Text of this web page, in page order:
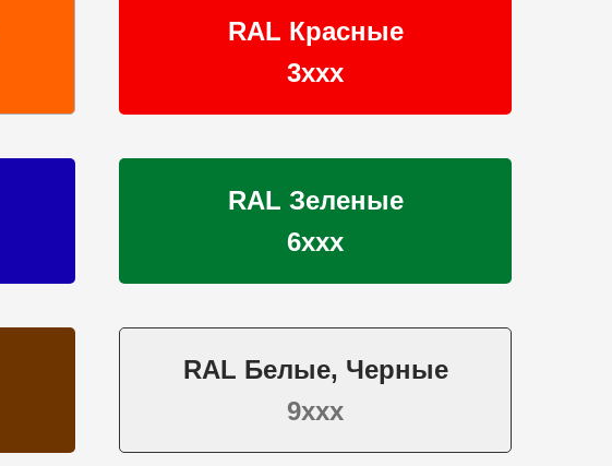
RAL Красные
RAL Зеленые
RAL Белые, Черные
3ххх
6ххх
9ххх